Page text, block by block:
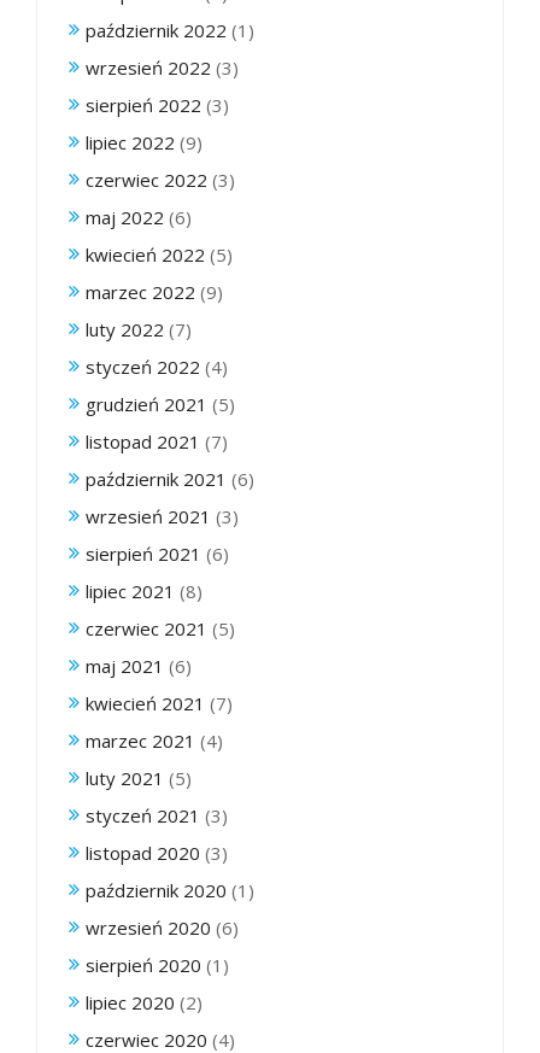
październik 2022 (1)
wrzesień 2022 (3)
sierpień 2022 (3)
lipiec 2022 (9)
czerwiec 2022 (3)
maj 2022 (6)
kwiecień 2022 (5)
marzec 2022 (9)
luty 2022 (7)
styczeń 2022 (4)
grudzień 2021 (5)
listopad 2021 (7)
październik 2021 (6)
wrzesień 2021 (3)
sierpień 2021 (6)
lipiec 2021 (8)
czerwiec 2021 (5)
maj 2021 (6)
kwiecień 2021 (7)
marzec 2021 (4)
luty 2021 (5)
styczeń 2021 (3)
listopad 2020 (3)
październik 2020 (1)
wrzesień 2020 (6)
sierpień 2020 (1)
lipiec 2020 (2)
czerwiec 2020 (4)